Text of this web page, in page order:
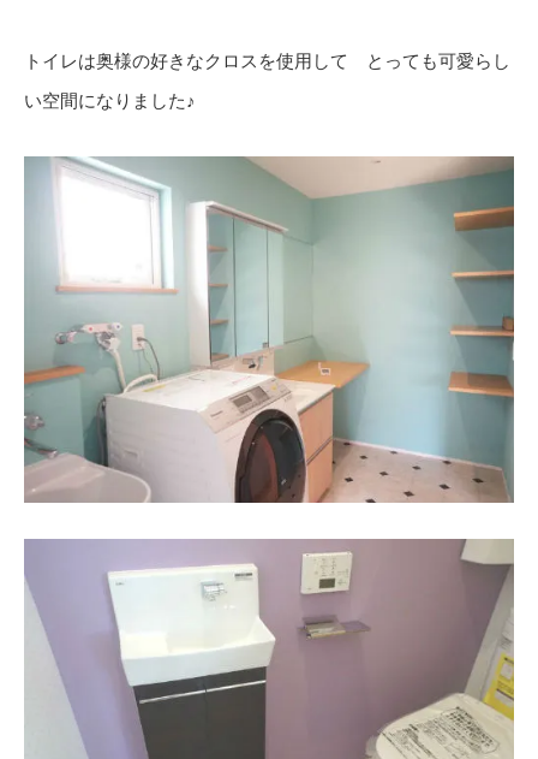
トイレは奥様の好きなクロスを使用して とっても可愛らし
い空間になりました♪